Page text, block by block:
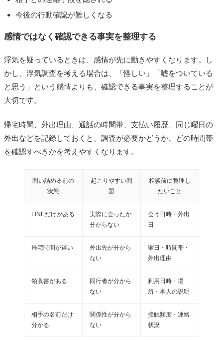
今後の行動確認が難しくなる
感情ではなく確認できる事実を整理する
浮気を疑っているときは、感情が先に動きやすくなります。し
かし、浮気調査を考える場合は、「怪しい」「嘘をついている
と思う」という感情よりも、確認できる事実を整理することが
大切です。
帰宅時間、外出理由、通話の時間帯、支払い履歴、同じ曜日の
外出などを記録しておくと、調査が必要かどうか、どの時間帯
を確認すべきかを考えやすくなります。
問い詰める前の
状態
起こりやすい問
題
相談前に整理し
たいこと
LINEだけがある
実際に会ったか
分からない
会う日時・外出
日
帰宅時間が遅い
外出先が分から
ない
曜日・時間帯・
外出理由
領収書がある
同行者が分から
ない
利用日時・場
所・本人の説明
相手の名前だけ
分かる
関係性が分から
ない
接触頻度・連絡
状況